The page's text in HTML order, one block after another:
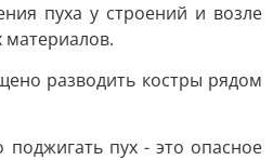
пуха у строений и возле
материалов.
разводить костры рядом
поджигать пух - это опасное